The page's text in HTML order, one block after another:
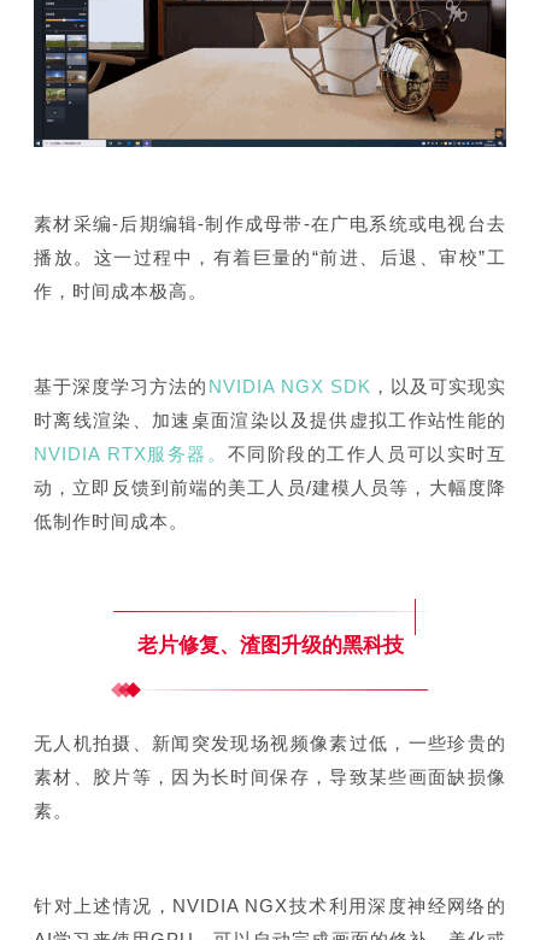
素材采编-后期编辑-制作成母带-在广电系统或电视台去
播放。这一过程中，有着巨量的“前进、后退、审校”工
作，时间成本极高。
基于深度学习方法的 NVIDIA NGX SDK ，以及可实现实
时离线渲染、加速桌面渲染以及提供虚拟工作站性能的
NVIDIA RTX服务器。 不同阶段的工作人员可以实时互
动，立即反馈到前端的美工人员/建模人员等，大幅度降
低制作时间成本。
老片修复、渣图升级的黑科技
无人机拍摄、新闻突发现场视频像素过低， 一些珍贵的
素材、胶片等，因为长时间保存，导致某些画面缺损像
素。
针对上述情况，NVIDIA NGX技术利用深度神经网络的